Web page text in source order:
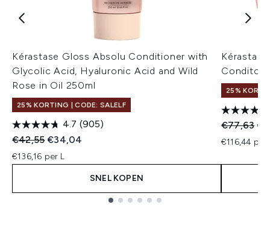
Kérastase Gloss Absolu Conditioner with
Glycolic Acid, Hyaluronic Acid and Wild
Rose in Oil 250ml
25% KORTING | CODE: SALELF
4.7 (905)
Recommended Retail Price:
€42,55Huidige prijs:
€34,04
€136,16 per L
SNEL KOPEN
25%
€77,63
€116,44 per